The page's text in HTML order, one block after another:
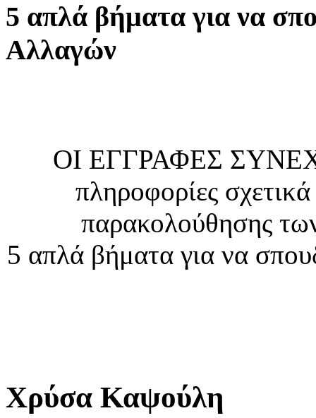
5 απλά βήματα για να
Αλλαγών
ΟΙ ΕΓΓΡΑΦΕΣ
πληροφορίες
παρακολούθησης
5 απλά βήματα για να
Χρύσα Καψούλη